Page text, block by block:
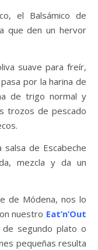
el Balsámico de
que den un hervor
suave para freír,
por la harina de
de trigo normal y
trozos de pescado
de Escabeche
mezcla y da un
de Módena, nos lo
nuestro Eat’n’Out
segundo plato o
pequeñas resulta